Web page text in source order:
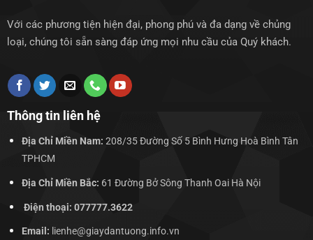
Với các phương tiện hiện đại, phong phú và đa dạng về chủng
loại, chúng tôi sẵn sàng đáp ứng mọi nhu cầu của Quý khách.
Thông tin liên hệ
Địa Chỉ Miền Nam: 208/35 Đường Số 5 Bình Hưng Hoà Bình Tân
TPHCM
Địa Chỉ Miền Bắc: 61 Đường Bở Sông Thanh Oai Hà Nội
Điện thoại: 077777.3622
Email: lienhe@giaydantuong.info.vn